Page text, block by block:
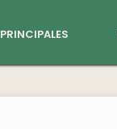
principales